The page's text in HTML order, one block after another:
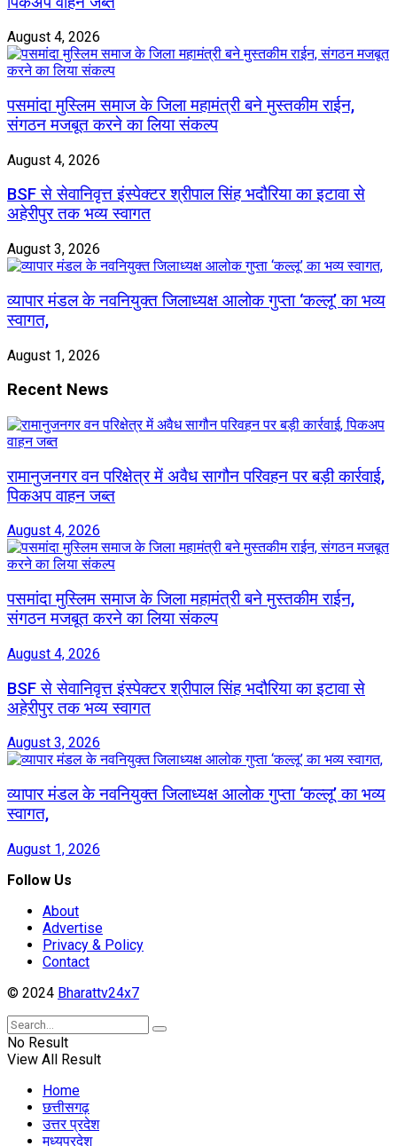
August 4, 2026
पसमांदा मुस्लिम समाज के जिला महामंत्री बने मुस्तकीम राईन,
संगठन मजबूत करने का लिया संकल्प
August 4, 2026
BSF से सेवानिवृत्त इंस्पेक्टर श्रीपाल सिंह भदौरिया का इटावा से
अहेरीपुर तक भव्य स्वागत
August 3, 2026
व्यापार मंडल के नवनियुक्त जिलाध्यक्ष आलोक गुप्ता ‘कल्लू’ का भव्य
स्वागत,
August 1, 2026
Recent News
रामानुजनगर वन परिक्षेत्र में अवैध सागौन परिवहन पर बड़ी कार्रवाई,
पिकअप वाहन जब्त
August 4, 2026
पसमांदा मुस्लिम समाज के जिला महामंत्री बने मुस्तकीम राईन,
संगठन मजबूत करने का लिया संकल्प
August 4, 2026
BSF से सेवानिवृत्त इंस्पेक्टर श्रीपाल सिंह भदौरिया का इटावा से
अहेरीपुर तक भव्य स्वागत
August 3, 2026
व्यापार मंडल के नवनियुक्त जिलाध्यक्ष आलोक गुप्ता ‘कल्लू’ का भव्य
स्वागत,
August 1, 2026
Follow Us
About
Advertise
Privacy & Policy
Contact
© 2024 Bharattv24x7
No Result
View All Result
Home
छत्तीसगढ़
उत्तर प्रदेश
मध्यप्रदेश